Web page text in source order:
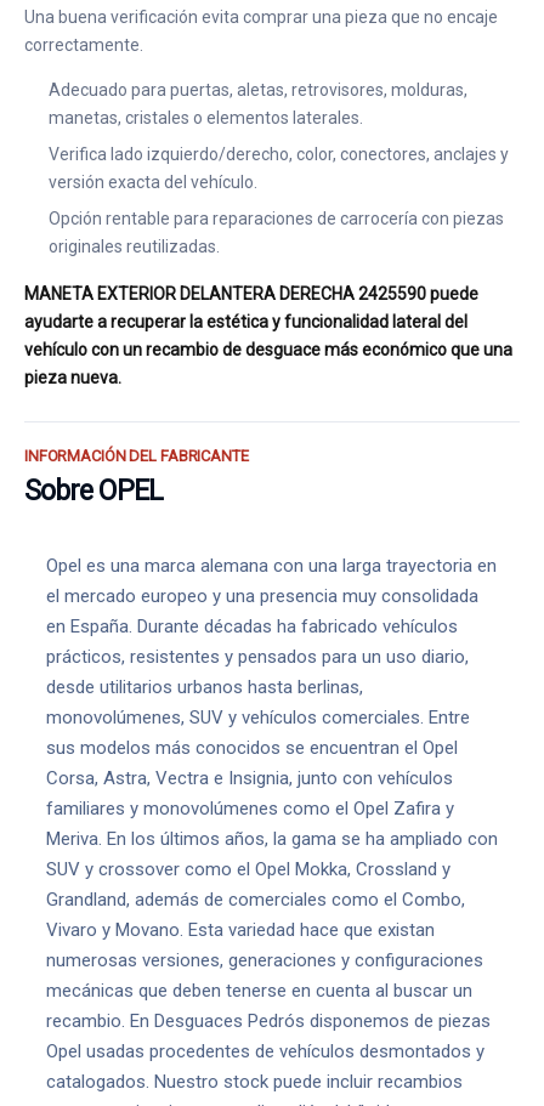
Una buena verificación evita comprar una pieza que no encaje
correctamente.
Adecuado para puertas, aletas, retrovisores, molduras,
manetas, cristales o elementos laterales.
Verifica lado izquierdo/derecho, color, conectores, anclajes y
versión exacta del vehículo.
Opción rentable para reparaciones de carrocería con piezas
originales reutilizadas.
MANETA EXTERIOR DELANTERA DERECHA 2425590 puede
ayudarte a recuperar la estética y funcionalidad lateral del
vehículo con un recambio de desguace más económico que una
pieza nueva.
INFORMACIÓN DEL FABRICANTE
Sobre OPEL
Opel es una marca alemana con una larga trayectoria en
el mercado europeo y una presencia muy consolidada
en España. Durante décadas ha fabricado vehículos
prácticos, resistentes y pensados para un uso diario,
desde utilitarios urbanos hasta berlinas,
monovolúmenes, SUV y vehículos comerciales. Entre
sus modelos más conocidos se encuentran el Opel
Corsa, Astra, Vectra e Insignia, junto con vehículos
familiares y monovolúmenes como el Opel Zafira y
Meriva. En los últimos años, la gama se ha ampliado con
SUV y crossover como el Opel Mokka, Crossland y
Grandland, además de comerciales como el Combo,
Vivaro y Movano. Esta variedad hace que existan
numerosas versiones, generaciones y configuraciones
mecánicas que deben tenerse en cuenta al buscar un
recambio. En Desguaces Pedrós disponemos de piezas
Opel usadas procedentes de vehículos desmontados y
catalogados. Nuestro stock puede incluir recambios